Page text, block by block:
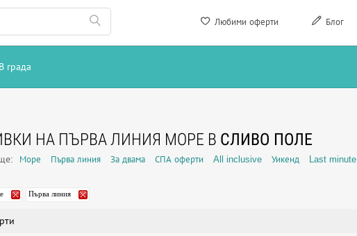
Любими оферти Блог
В града
НА ПЪРВА ЛИНИЯ МОРЕ В СЛИВО ПОЛЕ
Море Първа линия За двама СПА оферти All inclusive Уикенд Last minute
Първа линия